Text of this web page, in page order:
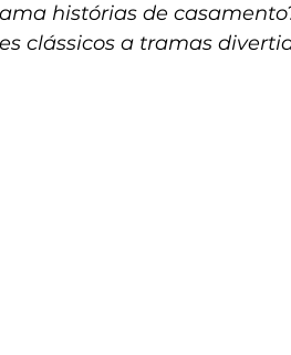
histórias de
clássicos a tramas